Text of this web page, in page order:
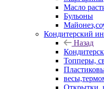
Масло
Бульоны
Кондитерский
Назад
Топперы,
Открытки,